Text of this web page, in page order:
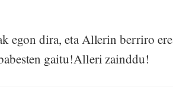
egon dira, eta Allerin berriro ere
gaitu!Alleri zainddu!